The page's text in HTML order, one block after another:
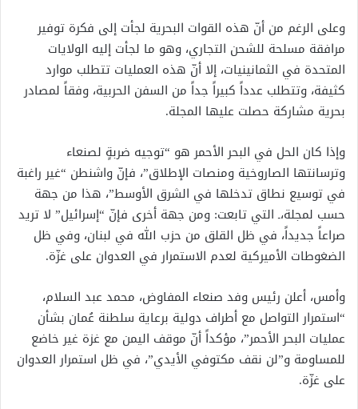
وعلى الرغم من أنّ هذه القوات البحرية لجأت إلى فكرة توفير
مرافقة مسلحة للشحن التجاري، وهو ما لجأت إليه الولايات
المتحدة في الثمانينيات، إلا أنّ هذه العمليات تتطلب موارد
كثيفة، وتتطلب عدداً كبيراً جداً من السفن الحربية، وفقاً لمصادر
بحرية مشاركة حصلت عليها المجلة.
وإذا كان الحل في البحر الأحمر هو “توجيه ضربةٍ لصنعاء
وترسانتها الصاروخية ومنصات الإطلاق”، فإنّ واشنطن “غير راغبة
في توسيع نطاق تدخلها في الشرق الأوسط”، هذا من جهة
حسب لمجلة،ـ التي تابعت: ومن جهة أخرى فإنّ “إسرائيل” لا تريد
صراعاً جديداً، في ظل القلق من حزب الله في لبنان، وفي ظل
الضغوطات الأميركية لعدم الاستمرار في العدوان على غزّة.
وأمس، أعلن رئيس وفد صنعاء المفاوض، محمد عبد السلام،
“استمرار التواصل مع أطراف دولية برعاية سلطنة عُمان بشأن
عمليات البحر الأحمر”، مؤكداً أنّ موقف اليمن مع غزة غير خاضع
للمساومة و”لن نقف مكتوفي الأيدي”، في ظل استمرار العدوان
على غزّة.